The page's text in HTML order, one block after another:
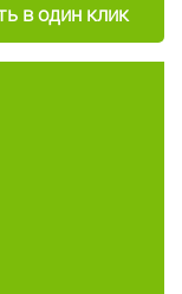
в один клик